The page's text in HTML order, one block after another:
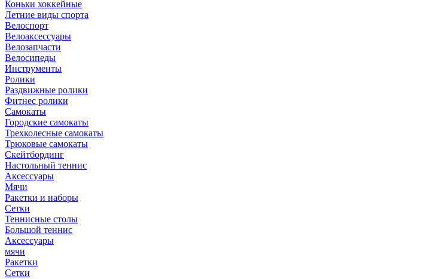
Коньки хоккейные
Летние виды спорта
Велоспорт
Велоаксессуары
Велозапчасти
Велосипеды
Инструменты
Ролики
Раздвижные ролики
Фитнес ролики
Самокаты
Городские самокаты
Трехколесные самокаты
Трюковые самокаты
Скейтбординг
Настольный теннис
Аксессуары
Мячи
Ракетки и наборы
Сетки
Теннисные столы
Большой теннис
Аксессуары
мячи
Ракетки
Сетки